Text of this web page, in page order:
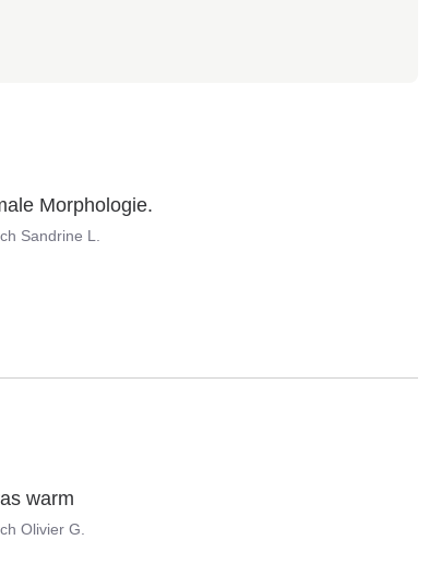
Morphologie.
Sandrine L.
warm
Olivier G.